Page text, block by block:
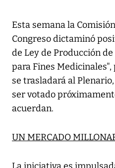
Esta semana la
Congreso dictaminó
de Ley de Producción
para Fines
se trasladará al
ser votado
acuerdan.
UN MERCADO